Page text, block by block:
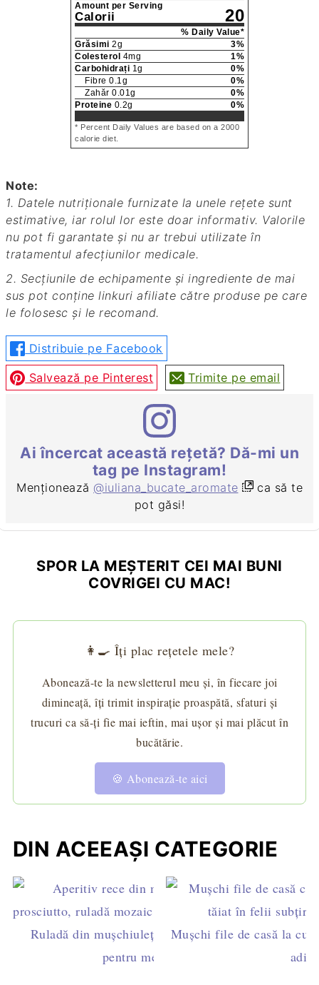
Amount per Serving
Calorii 20
% Daily Value*
Grăsimi 2g 3%
Colesterol 4mg 1%
Carbohidrați 1g 0%
Fibre 0.1g 0%
Zahăr 0.01g 0%
Proteine 0.2g 0%
* Percent Daily Values are based on a 2000
calorie diet.
Note:
1. Datele nutriționale furnizate la unele rețete sunt
estimative, iar rolul lor este doar informativ. Valorile
nu pot fi garantate și nu ar trebui utilizate în
tratamentul afecțiunilor medicale.
2. Secțiunile de echipamente și ingrediente de mai
sus pot conține linkuri afiliate către produse pe care
le folosesc și le recomand.
Distribuie pe Facebook
Salvează pe Pinterest Trimite pe email
Ai încercat această rețetă? Dă-mi un
tag pe Instagram!
Menționează @iuliana_bucate_aromate
ca să te
pot găsi!
SPOR LA MEŞTERIT CEI MAI BUNI
COVRIGEI CU MAC!
👩‍🍳 Îți plac rețetele mele?
Abonează-te la newsletterul meu și, în fiecare joi
dimineață, îți trimit inspirație proaspătă, sfaturi și
trucuri ca să-ți fie mai ieftin, mai ușor și mai plăcut în
bucătărie.
🍪 Abonează-te aici
DIN ACEEAȘI CATEGORIE
Ruladă din mușchiuleț de porc - aperitiv rece
pentru mese festive
Mușchi file de casă la